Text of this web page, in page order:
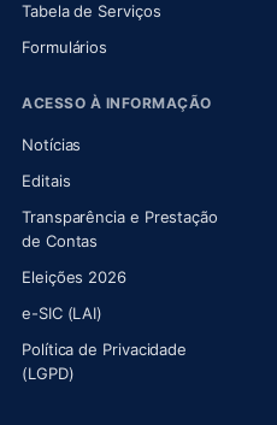
Tabela de Serviços
Formulários
ACESSO À INFORMAÇÃO
Notícias
Editais
Transparência e Prestação
de Contas
Eleições 2026
e-SIC (LAI)
Política de Privacidade
(LGPD)